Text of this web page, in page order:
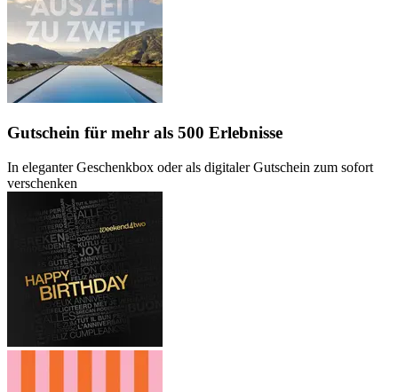
Gutschein für mehr als 500 Erlebnisse
In eleganter Geschenkbox oder als digitaler Gutschein zum sofort
verschenken